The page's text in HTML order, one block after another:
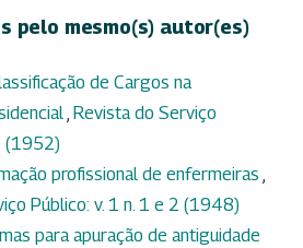
pelo mesmo(s) autor(es)
de Cargos na
, Revista do Serviço
(1952)
profissional de enfermeiras ,
Público: v. 1 n. 1 e 2 (1948)
para apuração de antiguidade